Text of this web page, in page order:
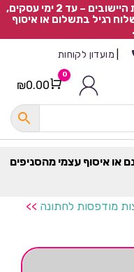
חדש! משלוח אקספרס בהתאם לרשימת היישובים – עד 2 ימי עסקים,
רגיל בתשלום או איסוף
מועדון לקוחות
Cart
0
₪0.00
599 משלוח חינם או איסוף עצמי מהסניפים
מודפסות לחתונה >>